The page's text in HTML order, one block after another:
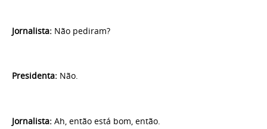
Jornalista: Não pediram?
Presidenta: Não.
Jornalista: Ah, então está bom, então.